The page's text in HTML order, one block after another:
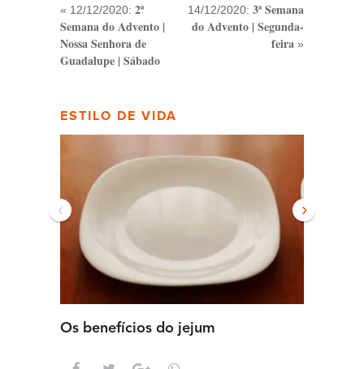
« 12/12/2020: 2ª
Semana do Advento |
Nossa Senhora de
Guadalupe | Sábado
14/12/2020: 3ª Semana
do Advento | Segunda-
feira »
ESTILO DE VIDA
Os benefícios do jejum
‹ ›